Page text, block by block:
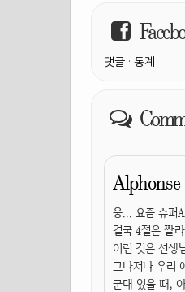
댓글 · 통계
Alphonse
웅... 요즘 슈퍼
결국 4절은 짤
이런 것은 선생
그나저나 우리
군대 있을 때,